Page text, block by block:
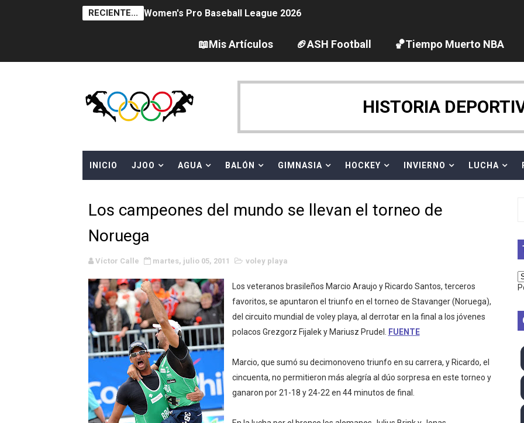
RECIENTE... Women's Pro Baseball League 2026
Campeonato de Europa en aguas abiertas 2026 (París, Francia) - Dobletes de
Campeonato de Europa de pentatlón moderno 2026 (Estambul, Turquía)
Campeonato de Europa de natación artística 2026 (París, Francia) - España domina
AEW - Adam Page con Brodido desbancan una semana después a The Demand por
Mundial de MotoGP 2026 - GP Gran Bretaña
WWE NXT - Myles Borne y Tavion Heights ponen fin al reinado por parejas de The
Canadian Football League 2026 - Week 10
EFA y AFLE 2026 - Regular season
Grandes éxitos por fin para Chelsea Green, Chad Gable y Baron Corbin en
Campeonato de Europa de MTB 2026 (Monteceneri, Suiza) - Charlie Aldridge y Sina
Campeonato de Europa de remo 2026 (Varese, Italia) - Rumanía, Alemania y Gran
Mundial de lacrosse femenino 2026 (Tokio, Japón) - Estados Unidos invencibles, ya
📖Mis Artículos 🏈ASH Football 🏀Tiempo Muerto NBA
HISTORIA
INICIO JJOO AGUA BALÓN GIMNASIA HOCKEY INVIERNO LUCHA
Los campeones del mundo se llevan el torneo de
Noruega
Víctor Calle martes, julio 05, 2011 voley playa
Los veteranos brasileños Marcio Araujo y Ricardo Santos, terceros
favoritos, se apuntaron el triunfo en el torneo de Stavanger (Noruega),
del circuito mundial de voley playa, al derrotar en la final a los jóvenes
polacos Grezgorz Fijalek y Mariusz Prudel.
FUENTE
Marcio, que sumó su decimonoveno triunfo en su carrera, y Ricardo, el
cincuenta, no permitieron más alegría al dúo sorpresa en este torneo y
ganaron por 21-18 y 24-22 en 44 minutos de final.